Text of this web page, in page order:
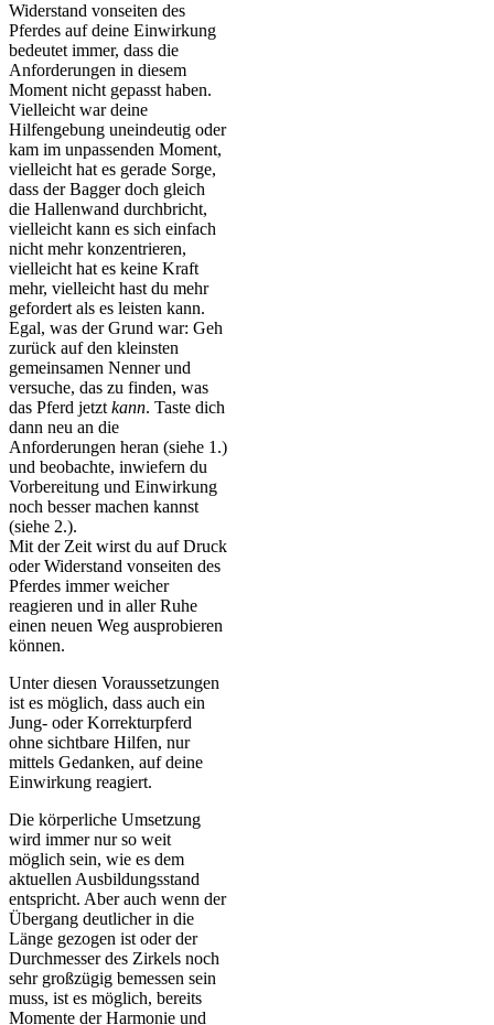
Widerstand vonseiten des
Pferdes auf deine Einwirkung
bedeutet immer, dass die
Anforderungen in diesem
Moment nicht gepasst haben.
Vielleicht war deine
Hilfengebung uneindeutig oder
kam im unpassenden Moment,
vielleicht hat es gerade Sorge,
dass der Bagger doch gleich
die Hallenwand durchbricht,
vielleicht kann es sich einfach
nicht mehr konzentrieren,
vielleicht hat es keine Kraft
mehr, vielleicht hast du mehr
gefordert als es leisten kann.
Egal, was der Grund war: Geh
zurück auf den kleinsten
gemeinsamen Nenner und
versuche, das zu finden, was
das Pferd jetzt kann. Taste dich
dann neu an die
Anforderungen heran (siehe 1.)
und beobachte, inwiefern du
Vorbereitung und Einwirkung
noch besser machen kannst
(siehe 2.).
Mit der Zeit wirst du auf Druck
oder Widerstand vonseiten des
Pferdes immer weicher
reagieren und in aller Ruhe
einen neuen Weg ausprobieren
können.
Unter diesen Voraussetzungen
ist es möglich, dass auch ein
Jung- oder Korrekturpferd
ohne sichtbare Hilfen, nur
mittels Gedanken, auf deine
Einwirkung reagiert.
Die körperliche Umsetzung
wird immer nur so weit
möglich sein, wie es dem
aktuellen Ausbildungsstand
entspricht. Aber auch wenn der
Übergang deutlicher in die
Länge gezogen ist oder der
Durchmesser des Zirkels noch
sehr großzügig bemessen sein
muss, ist es möglich, bereits
Momente der Harmonie und